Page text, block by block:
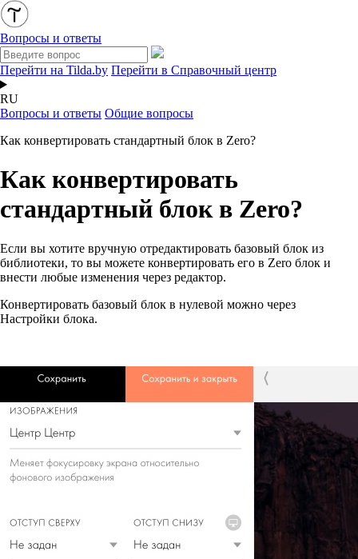
Вопросы и ответы
Перейти на Tilda.by Перейти в Справочный центр
RU
Вопросы и ответы Общие вопросы
Как конвертировать стандартный блок в Zero?
Как конвертировать
стандартный блок в Zero?
Если вы хотите вручную отредактировать базовый блок из
библиотеки, то вы можете конвертировать его в Zero блок и
внести любые изменения через редактор.
Конвертировать базовый блок в нулевой можно через
Настройки блока.